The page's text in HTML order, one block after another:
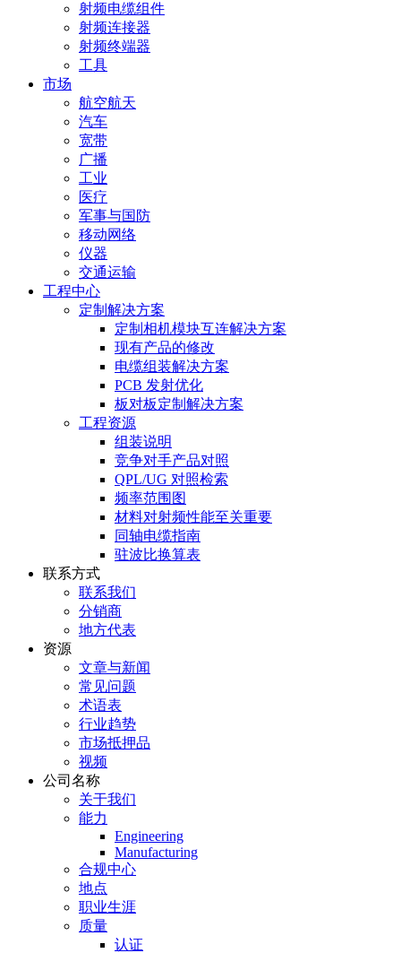
射频电缆组件
射频连接器
射频终端器
工具
市场
航空航天
汽车
宽带
广播
工业
医疗
军事与国防
移动网络
仪器
交通运输
工程中心
定制解决方案
定制相机模块互连解决方案
现有产品的修改
电缆组装解决方案
PCB 发射优化
板对板定制解决方案
工程资源
组装说明
竞争对手产品对照
QPL/UG 对照检索
频率范围图
材料对射频性能至关重要
同轴电缆指南
驻波比换算表
联系方式
联系我们
分销商
地方代表
资源
文章与新闻
常见问题
术语表
行业趋势
市场抵押品
视频
公司名称
关于我们
能力
Engineering
Manufacturing
合规中心
地点
职业生涯
质量
认证